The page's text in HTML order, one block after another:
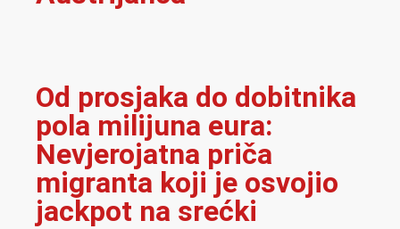
Od prosjaka do dobitnika
pola milijuna eura:
Nevjerojatna priča
migranta koji je osvojio
jackpot na srećki